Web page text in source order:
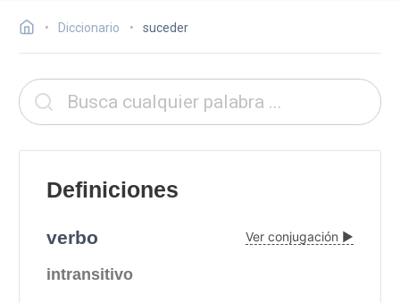
Diccionario suceder
Definiciones
verbo Ver conjugación ▶
intransitivo